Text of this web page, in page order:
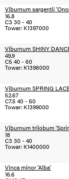
Viburnum sargentii
16.8
C3 30 - 40
Towar: K1397000
Viburnum SHINY
49.9
C5 40 - 60
Towar: K1398000
Viburnum SPRING
52.67
C7.5 40 - 60
Towar: K1399000
Viburnum trilobum
18
C3 30 - 40
Towar: K1400000
Vinca minor 'Alba'
16.6